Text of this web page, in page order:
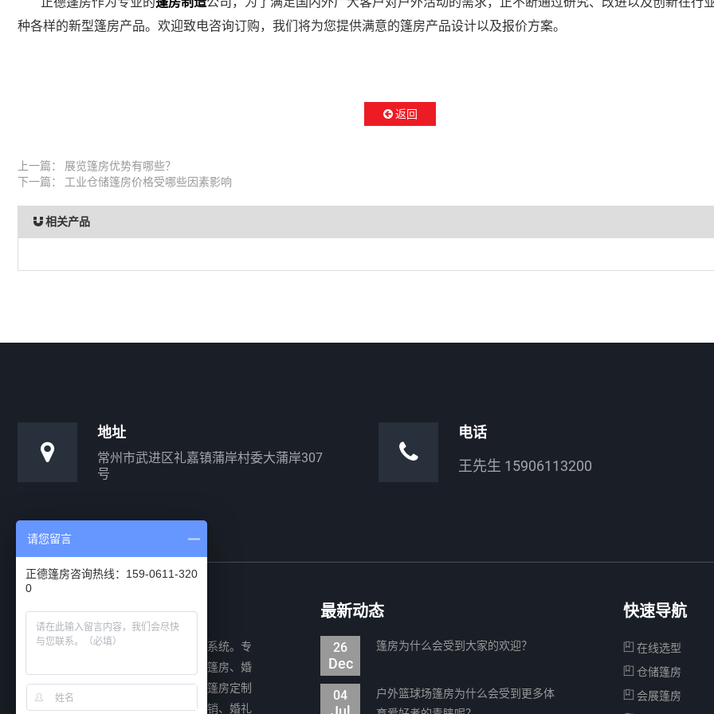
种各样的新型篷房产品。欢迎致电咨询订购，我们将为您提供满意的篷房产品设计以及报价方案。
返回
上一篇： 展览篷房优势有哪些？
下一篇： 工业仓储篷房价格受哪些因素影响
相关产品
地址
常州市武进区礼嘉镇蒲岸村委大蒲岸307
号
电话
王先生 15906113200
关于正德
正德篷房公司专注装配式移动建筑系统。专
业设计、制造及销售装配式铝合金仓储篷房、婚
礼篷房、展会篷房、活动篷房以及提供篷房定制
服务等，为各类物流仓储、大型展览展销、婚礼
最新动态
26
Dec
篷房为什么会受到大家的欢迎？
04
户外篮球场篷房为什么会受到更多体
快速导航
在线选型
仓储篷房
会展篷房
请您留言
正德篷房咨询热线：159-0611-320
0